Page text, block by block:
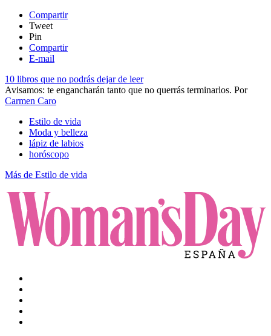
Compartir
Tweet
Pin
Compartir
E-mail
10 libros que no podrás dejar de leer
Avisamos: te engancharán tanto que no querrás terminarlos. Por
Carmen Caro
Estilo de vida
Moda y belleza
lápiz de labios
horóscopo
Más de Estilo de vida